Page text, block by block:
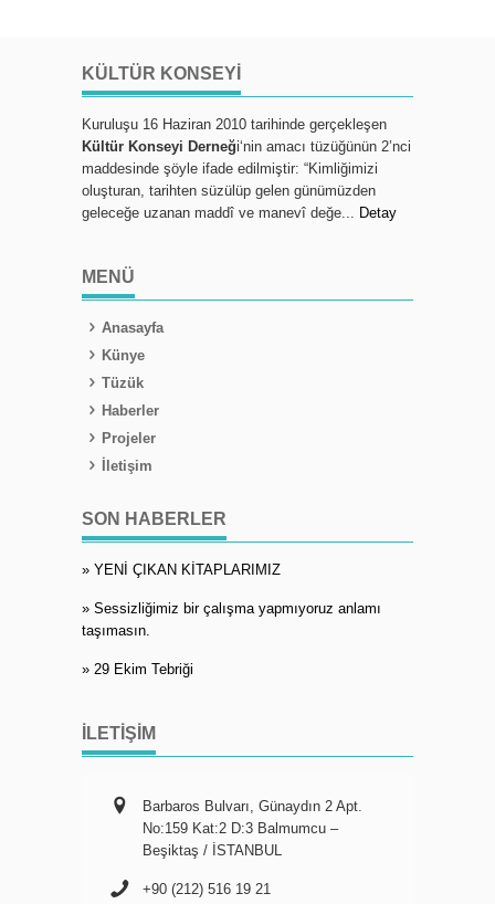
KÜLTÜR KONSEYI
Kuruluşu 16 Haziran 2010 tarihinde gerçekleşen
Kültür Konseyi Derneği‘nin amacı tüzüğünün 2’nci
maddesinde şöyle ifade edilmiştir: “Kimliğimizi
oluşturan, tarihten süzülüp gelen günümüzden
geleceğe uzanan maddî ve manevî değe... Detay
MENÜ
Anasayfa
Künye
Tüzük
Haberler
Projeler
İletişim
SON HABERLER
» YENİ ÇIKAN KİTAPLARIMIZ
» Sessizliğimiz bir çalışma yapmıyoruz anlamı
taşımasın.
» 29 Ekim Tebriği
İLETIŞIM
Barbaros Bulvarı, Günaydın 2 Apt.
No:159 Kat:2 D:3 Balmumcu –
Beşiktaş / İSTANBUL
+90 (212) 516 19 21